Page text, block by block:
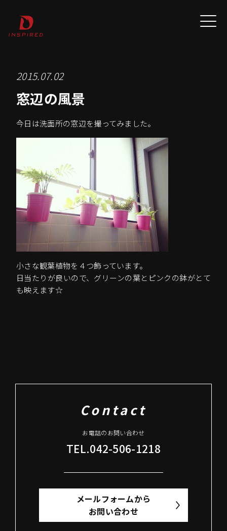
2015.07.02
窓辺の風景
今日は洗面所の窓辺を撮ってみました。
小さな観葉植物を４つ飾っています。
日当たりが良いので、グリーンの葉とピンクの鉢がとて
も映えます☆
Contact
お電話のお問い合わせ
TEL.042-506-1218
メールフォームから
お問い合わせ